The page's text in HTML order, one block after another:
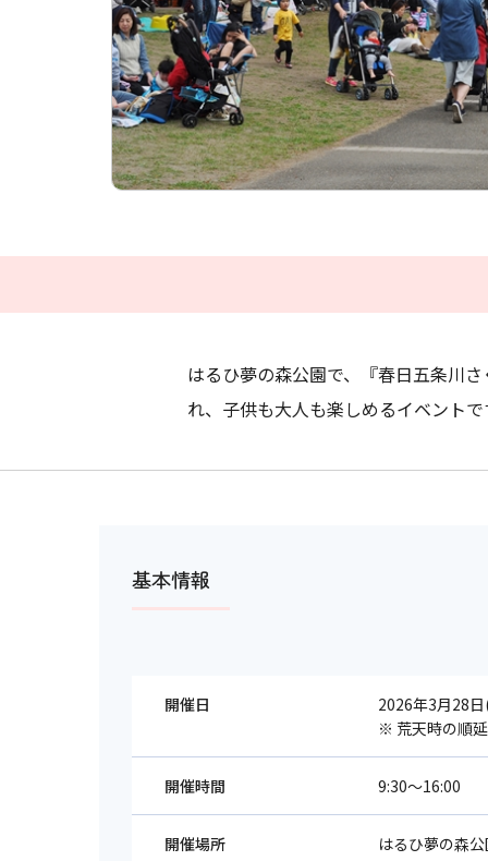
はるひ夢の森公園で、『春日五条川
れ、子供も大人も楽しめるイベント
基本情報
開催日
2026年3月28
※ 荒天時の順
開催時間 9:30～16:00
開催場所 はるひ夢の森